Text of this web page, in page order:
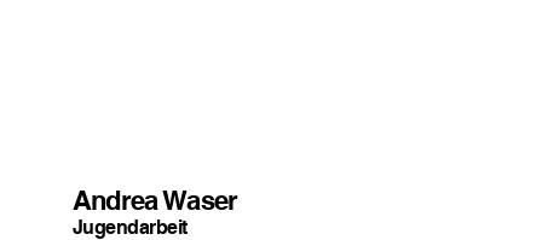
Andrea Waser
Jugendarbeit